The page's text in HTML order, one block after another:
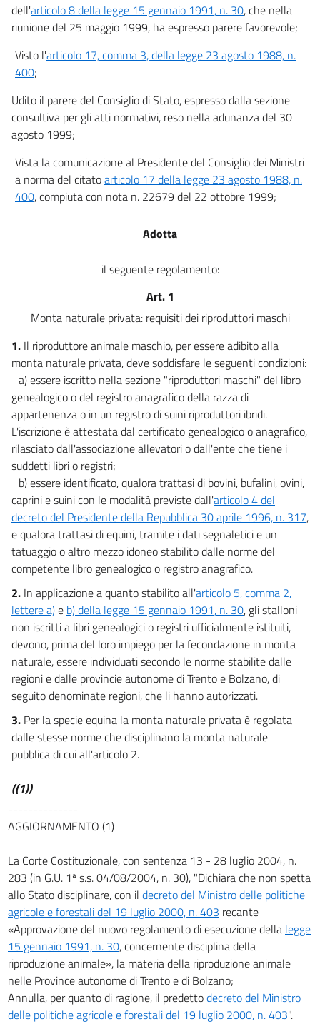
Capo VI
Vigilanza e controlli
36
39
di bestiame e materiale da riproduzione
40
Capo VIII
dell'articolo 8 della legge 15 gennaio 1991, n. 30, che nella
riunione del 25 maggio 1999, ha espresso parere favorevole;
Visto l'articolo 17, comma 3, della legge 23 agosto 1988, n.
400;
Udito il parere del Consiglio di Stato, espresso dalla sezione
consultiva per gli atti normativi, reso nella adunanza del 30
agosto 1999;
Vista la comunicazione al Presidente del Consiglio dei Ministri
a norma del citatoarticolo 17 della legge 23 agosto 1988, n.
400, compiuta con nota n. 22679 del 22 ottobre 1999;
Adotta
il seguente regolamento:
Art. 1
Monta naturale privata: requisiti dei riproduttori maschi
1. Il riproduttore animale maschio, per essere adibito alla
monta naturale privata, deve soddisfare le seguenti condizioni:
a) essere iscritto nella sezione "riproduttori maschi" del libro
genealogico o del registro anagrafico della razza di
appartenenza o in un registro di suini riproduttori ibridi.
L'iscrizione è attestata dal certificato genealogico o anagrafico,
rilasciato dall'associazione allevatori o dall'ente che tiene i
suddetti libri o registri;
b) essere identificato, qualora trattasi di bovini, bufalini, ovini,
caprini e suini con le modalità previste dall'articolo 4 del
decreto del Presidente della Repubblica 30 aprile 1996, n. 317,
e qualora trattasi di equini, tramite i dati segnaletici e un
tatuaggio o altro mezzo idoneo stabilito dalle norme del
competente libro genealogico o registro anagrafico.
2. In applicazione a quanto stabilito all'articolo 5, comma 2,
lettere a)e b) della legge 15 gennaio 1991, n. 30, gli stalloni
non iscritti a libri genealogici o registri ufficialmente istituiti,
devono, prima del loro impiego per la fecondazione in monta
naturale, essere individuati secondo le norme stabilite dalle
regioni e dalle provincie autonome di Trento e Bolzano, di
seguito denominate regioni, che li hanno autorizzati.
3. Per la specie equina la monta naturale privata è regolata
dalle stesse norme che disciplinano la monta naturale
pubblica di cui all'articolo 2.
((1))
--------------
AGGIORNAMENTO (1)
La Corte Costituzionale, con sentenza 13 - 28 luglio 2004, n.
283 (in G.U. 1ª s.s. 04/08/2004, n. 30), "Dichiara che non spetta
allo Stato disciplinare, con il decreto del Ministro delle politiche
agricole e forestali del 19 luglio 2000, n. 403 recante
«Approvazione del nuovo regolamento di esecuzione della legge
15 gennaio 1991, n. 30, concernente disciplina della
riproduzione animale», la materia della riproduzione animale
nelle Province autonome di Trento e di Bolzano;
Annulla, per quanto di ragione, il predettodecreto del Ministro
delle politiche agricole e forestali del 19 luglio 2000, n. 403".